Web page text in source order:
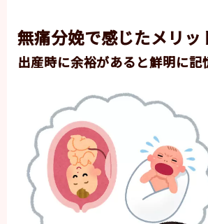
無痛分娩で感じたメリッ
出産時に余裕があると鮮明に記